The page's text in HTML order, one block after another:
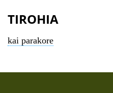
TIROHIA
kai parakore